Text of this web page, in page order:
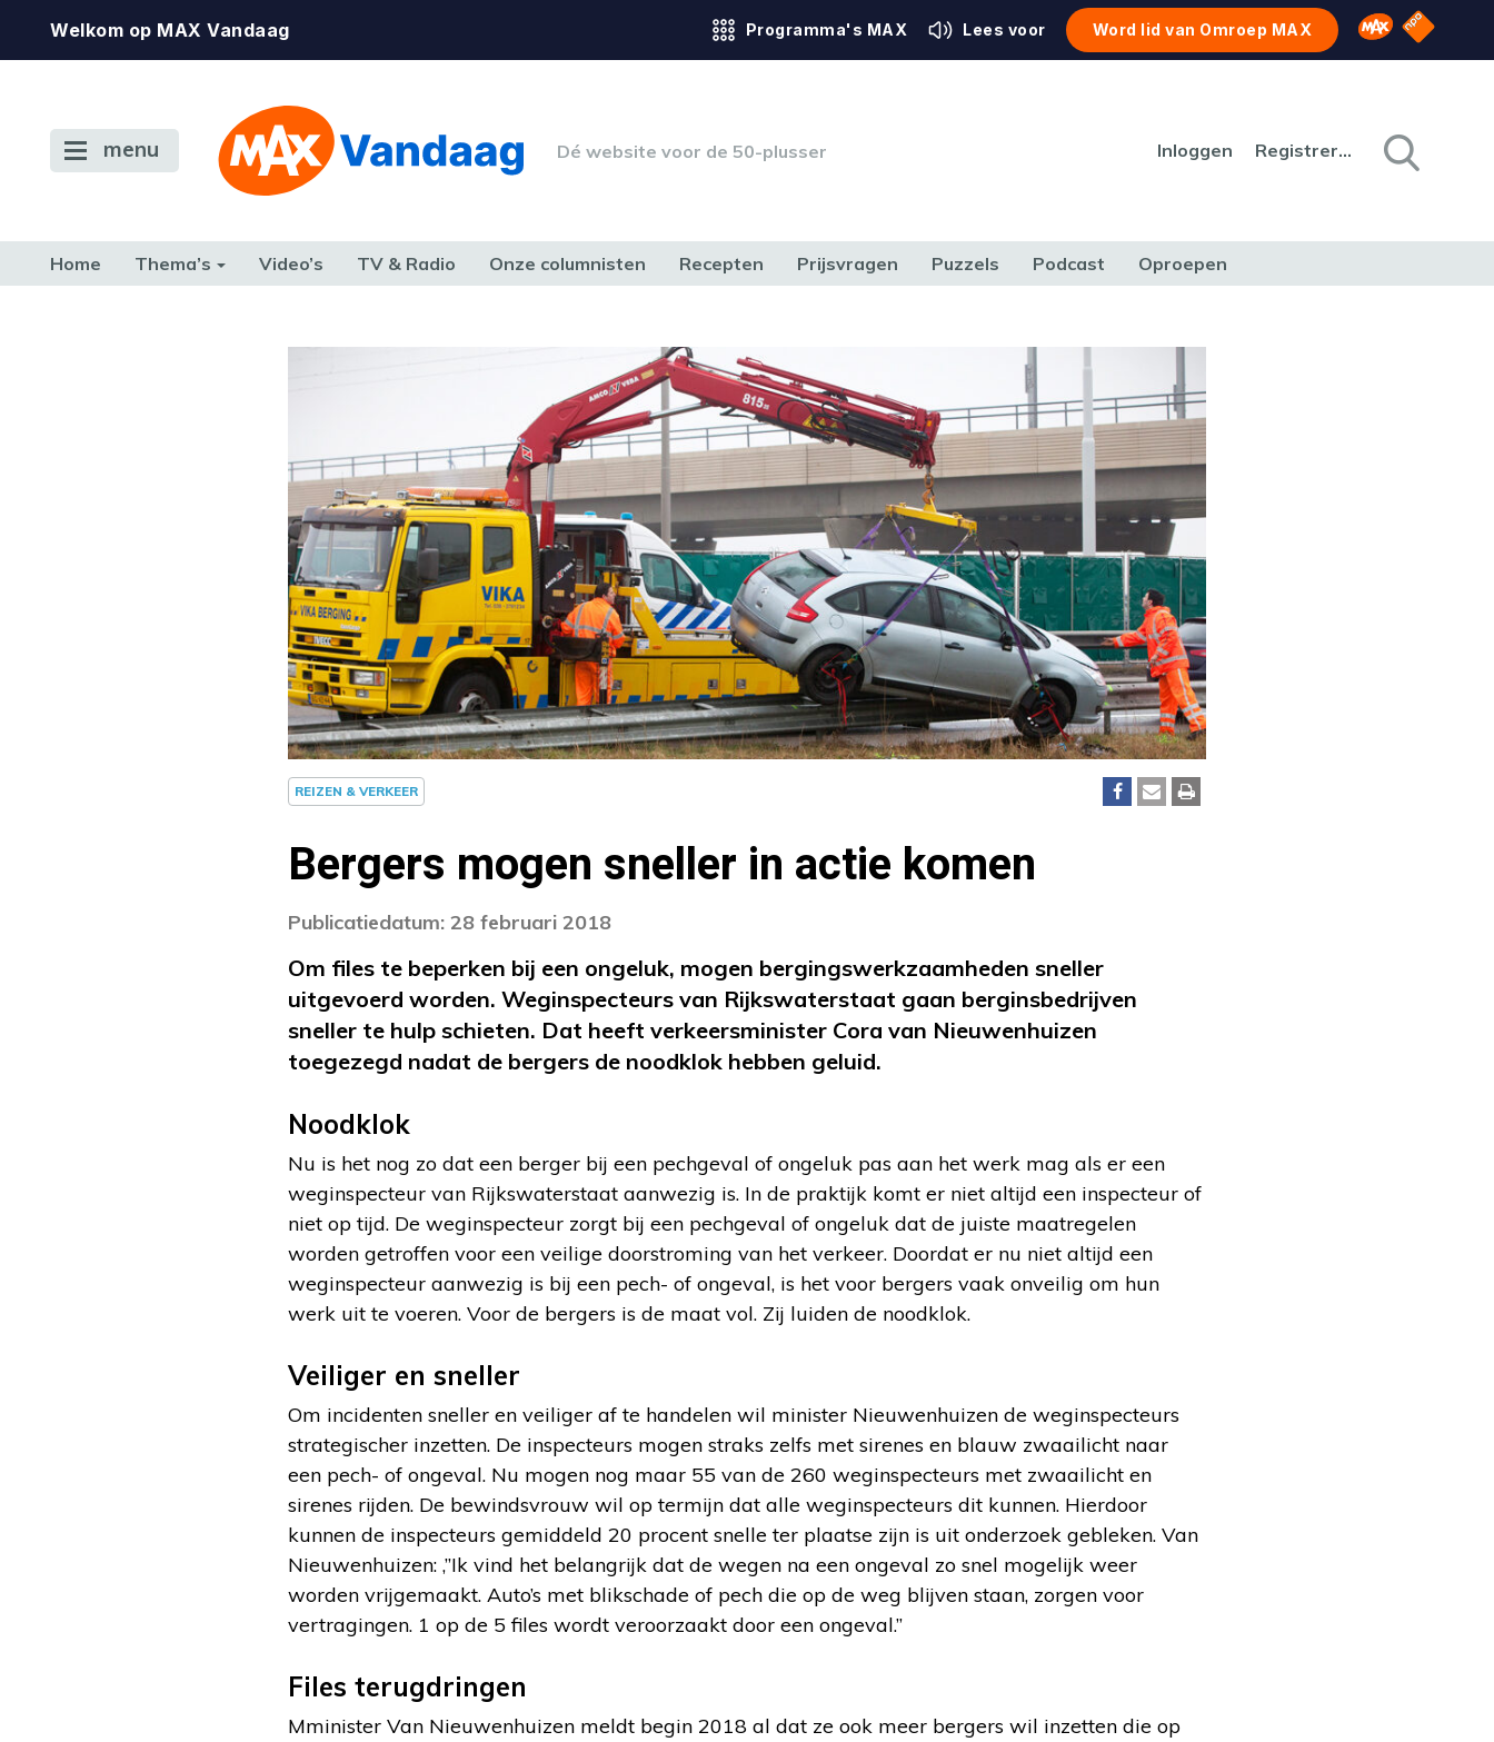
Welkom op MAX Vandaag Programma's MAX Lees voor Word lid van Omroep MAX Omroep MAX
NPO
menu Dé website voor de 50-plusser Inloggen Registreren
Home Thema’s Video’s TV & Radio Onze columnisten Recepten Prijsvragen Puzzels Podcast Oproepen
REIZEN & VERKEER
Bergers mogen sneller in actie komen
Publicatiedatum: 28 februari 2018
Om files te beperken bij een ongeluk, mogen bergingswerkzaamheden sneller
uitgevoerd worden. Weginspecteurs van Rijkswaterstaat gaan berginsbedrijven
sneller te hulp schieten. Dat heeft verkeersminister Cora van Nieuwenhuizen
toegezegd nadat de bergers de noodklok hebben geluid.
Noodklok
Nu is het nog zo dat een berger bij een pechgeval of ongeluk pas aan het werk mag als er een
weginspecteur van Rijkswaterstaat aanwezig is. In de praktijk komt er niet altijd een inspecteur of
niet op tijd. De weginspecteur zorgt bij een pechgeval of ongeluk dat de juiste maatregelen
worden getroffen voor een veilige doorstroming van het verkeer. Doordat er nu niet altijd een
weginspecteur aanwezig is bij een pech- of ongeval, is het voor bergers vaak onveilig om hun
werk uit te voeren. Voor de bergers is de maat vol. Zij luiden de noodklok.
Veiliger en sneller
Om incidenten sneller en veiliger af te handelen wil minister Nieuwenhuizen de weginspecteurs
strategischer inzetten. De inspecteurs mogen straks zelfs met sirenes en blauw zwaailicht naar
een pech- of ongeval. Nu mogen nog maar 55 van de 260 weginspecteurs met zwaailicht en
sirenes rijden. De bewindsvrouw wil op termijn dat alle weginspecteurs dit kunnen. Hierdoor
kunnen de inspecteurs gemiddeld 20 procent snelle ter plaatse zijn is uit onderzoek gebleken. Van
Nieuwenhuizen: ,”Ik vind het belangrijk dat de wegen na een ongeval zo snel mogelijk weer
worden vrijgemaakt. Auto’s met blikschade of pech die op de weg blijven staan, zorgen voor
vertragingen. 1 op de 5 files wordt veroorzaakt door een ongeval.”
Files terugdringen
Mminister Van Nieuwenhuizen meldt begin 2018 al dat ze ook meer bergers wil inzetten die op